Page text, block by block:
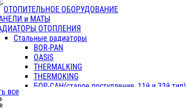
ОТОПИТЕЛЬНОЕ ОБОРУДОВАНИЕ
и МАТЫ
ОТОПЛЕНИЯ
Стальные радиаторы
BOR-PAN
OASIS
THERMALKING
THERMOKING
БОР-САН(старое поступление, 11й и 33й тип)
все